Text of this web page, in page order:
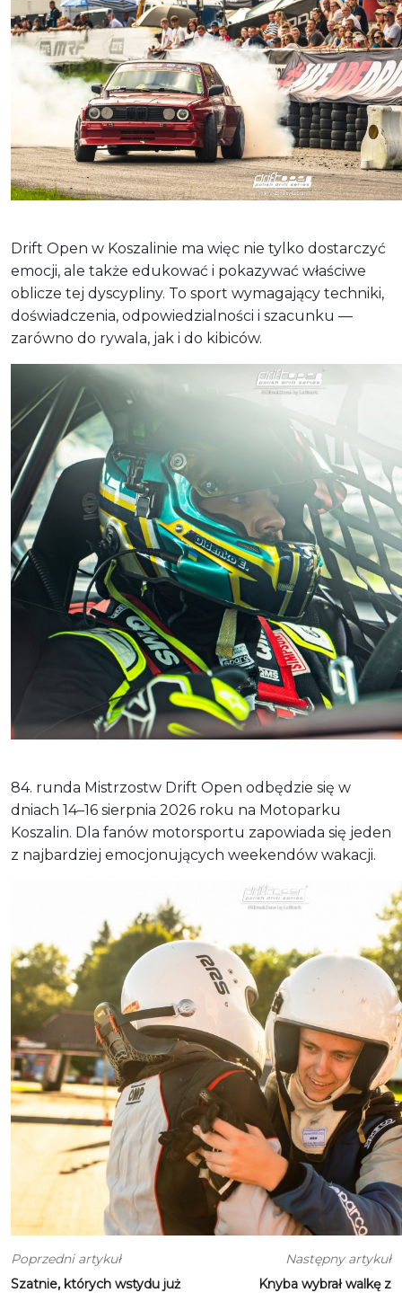
Drift Open w Koszalinie ma więc nie tylko dostarczyć
emocji, ale także edukować i pokazywać właściwe
oblicze tej dyscypliny. To sport wymagający techniki,
doświadczenia, odpowiedzialności i szacunku —
zarówno do rywala, jak i do kibiców.
84. runda Mistrzostw Drift Open odbędzie się w
dniach 14–16 sierpnia 2026 roku na Motoparku
Koszalin. Dla fanów motorsportu zapowiada się jeden
z najbardziej emocjonujących weekendów wakacji.
Poprzedni artykuł
Szatnie, których wstydu już
Następny artykuł
Knyba wybrał walkę z